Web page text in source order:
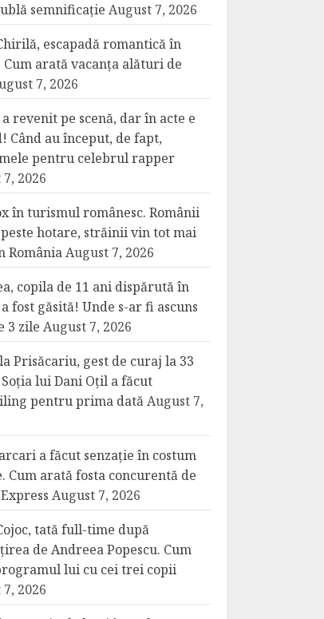
semnificație August 7, 2026
escapadă romantică în
Cum arată vacanța alături de
7, 2026
a revenit pe scenă, dar în acte e
Când au început, de fapt,
pentru celebrul rapper
2026
în turismul românesc. Românii
hotare, străinii vin tot mai
RomâniaAugust 7, 2026
copila de 11 ani dispărută în
fost găsită! Unde s-ar fi ascuns
3 zile August 7, 2026
Prisăcariu, gest de curaj la 33
lui Dani Oțil a făcut
pentru prima datăAugust 7,
a făcut senzație în costum
Cum arată fosta concurentă de
August 7, 2026
tată full-time după
de Andreea Popescu. Cum
lui cu cei trei copii
2026